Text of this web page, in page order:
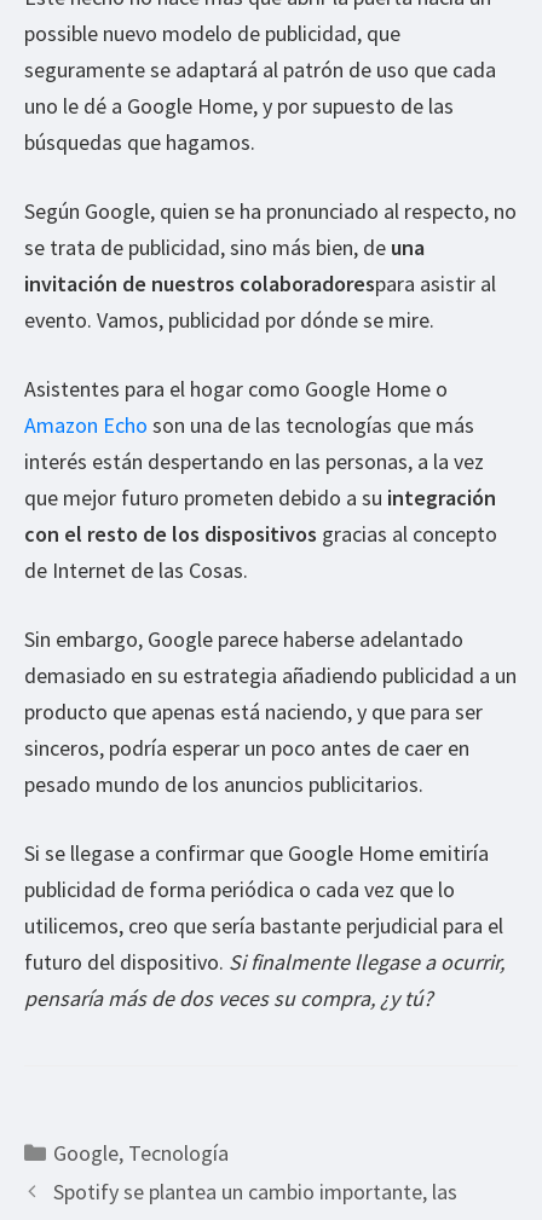
possible nuevo modelo de publicidad, que
seguramente se adaptará al patrón de uso que cada
uno le dé a Google Home, y por supuesto de las
búsquedas que hagamos.
Según Google, quien se ha pronunciado al respecto, no
se trata de publicidad, sino más bien, de una
invitación de nuestros colaboradorespara asistir al
evento. Vamos, publicidad por dónde se mire.
Asistentes para el hogar como Google Home o
Amazon Echo son una de las tecnologías que más
interés están despertando en las personas, a la vez
que mejor futuro prometen debido a su integración
con el resto de los dispositivos gracias al concepto
de Internet de las Cosas.
Sin embargo, Google parece haberse adelantado
demasiado en su estrategia añadiendo publicidad a un
producto que apenas está naciendo, y que para ser
sinceros, podría esperar un poco antes de caer en
pesado mundo de los anuncios publicitarios.
Si se llegase a confirmar que Google Home emitiría
publicidad de forma periódica o cada vez que lo
utilicemos, creo que sería bastante perjudicial para el
futuro del dispositivo. Si finalmente llegase a ocurrir,
pensaría más de dos veces su compra, ¿y tú?
Categorías
Google, Tecnología
Spotify se plantea un cambio importante, las